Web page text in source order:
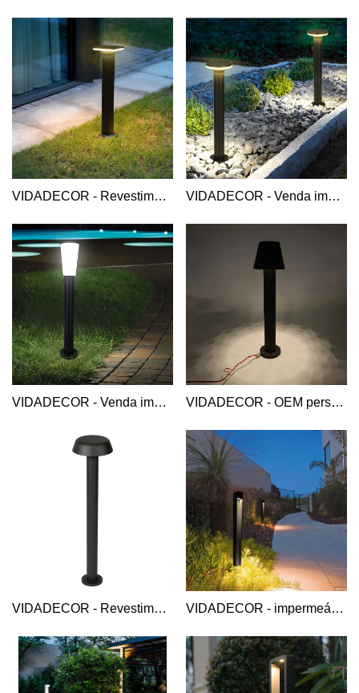
VIDADECOR - Revestimento de longa duração quadrado superior em alumínio Bollard light para jardim ao ar livre Bollard Light Alumínio VIDADECOR - Venda imperdível design moderno pátio casa villa gramado caminho ao ar livre hotel led alumínio cinza luz de amarração de topo redondo luz de amarração de alumínio
VIDADECOR - Venda imperdível acrílico 7w superior carcaça de alumínio fundido sob pressão pátio ao ar livre luz de amarração led luz de amarração de alumínio VIDADECOR - OEM personalizado 2022 nova moda habitação elétrica estrada jardim alumínio led luz de amarração cogumelo ao ar livre Luz de amarração de alumínio
VIDADECOR - Revestimento de longa duração down side carcaça superior em alumínio Bollard down GD-ABG04 Bollard Light em Alumínio VIDADECOR - impermeável IP54 50cm 5w alumínio caminho contemporâneo chão paisagem gramado luz de amarração led luz de amarração de alumínio